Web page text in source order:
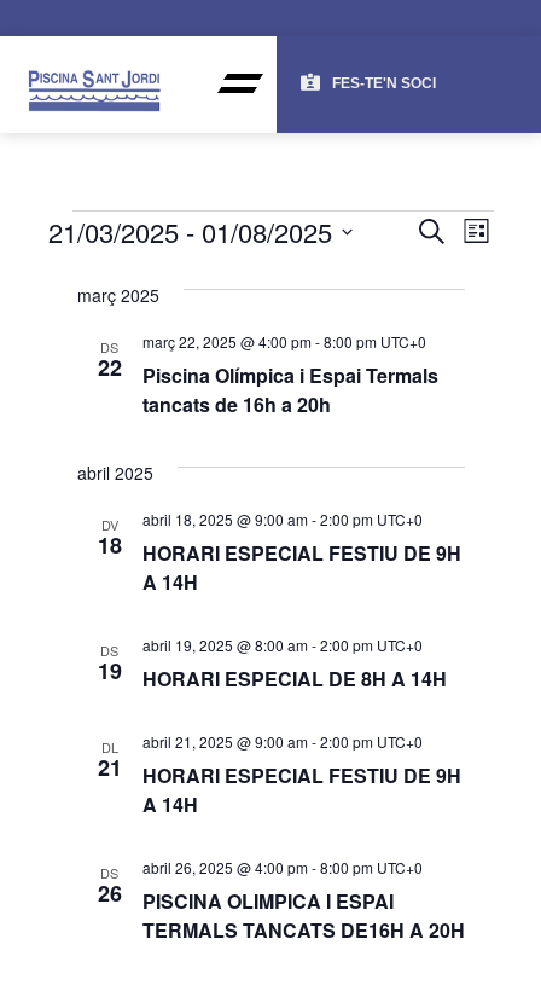
FES-TE'N SOCI
CERCA
LLISTA
21/03/2025 - 01/08/2025
unamarç 2025
DS
22
Piscina Olímpica i Espai Termals
tancats de 16h a 20h
març 22, 2025 @ 4:00 pm-8:00 pm UTC+0
abril 2025
DV
18
HORARI ESPECIAL FESTIU DE 9H
A 14H
abril 18, 2025 @ 9:00 am-2:00 pm UTC+0
DS
19 HORARI ESPECIAL DE 8H A 14H
abril 19, 2025 @ 8:00 am-2:00 pm UTC+0
DL
21
HORARI ESPECIAL FESTIU DE 9H
A 14H
abril 21, 2025 @ 9:00 am-2:00 pm UTC+0
DS
26
PISCINA OLIMPICA I ESPAI
TERMALS TANCATS DE16H A 20H
abril 26, 2025 @ 4:00 pm-8:00 pm UTC+0